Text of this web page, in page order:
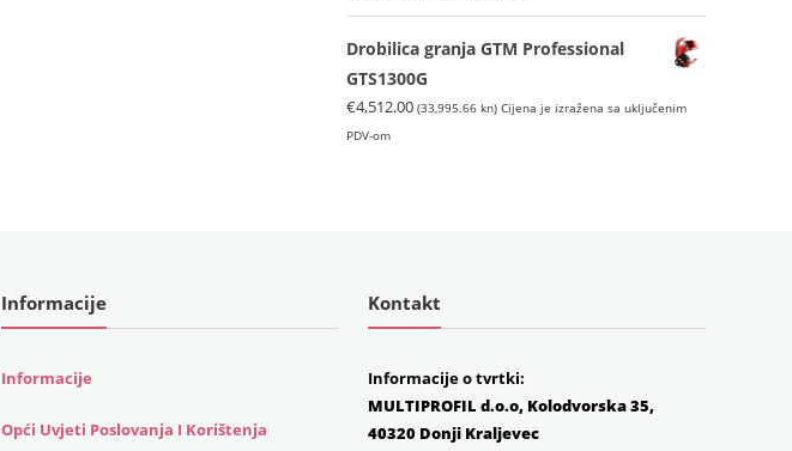
bila
je:
je:
€249.00
(1,876.09
Drobilica granja GTM Professional
GTS1300G
€4,512.00 (33,995.66 kn) Cijena je izražena sa uključenim
PDV-om
Informacije
Informacije
Opći Uvjeti Poslovanja I Korištenja
Kontakt
Informacije o tvrtki:
MULTIPROFIL d.o.o, Kolodvorska 35,
40320 Donji Kraljevec